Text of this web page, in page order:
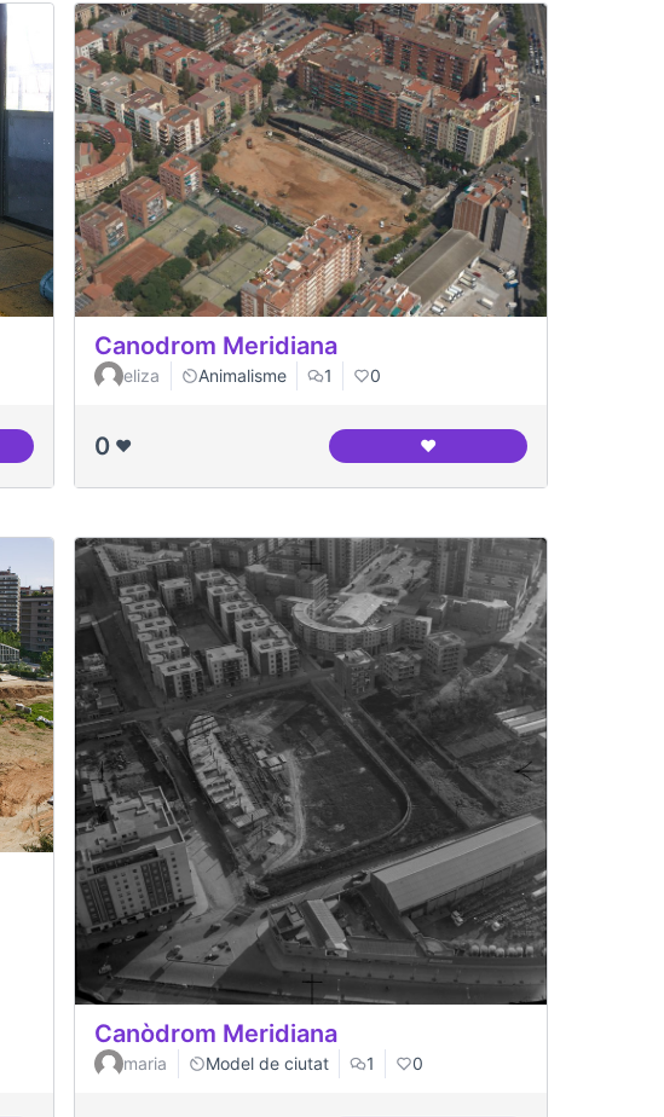
Meridiana
Canodrom Meridiana
eliza Animalisme 1 0
0 ❤️ ❤️Canodrom Meridiana
Canòdrom Meridiana
maria Model de ciutat 1 0